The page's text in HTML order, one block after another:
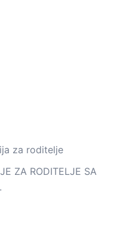
za roditelje
ZA RODITELJE SA